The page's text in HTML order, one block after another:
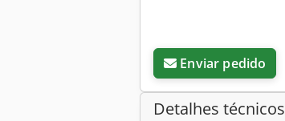
Enviar pedido
Detalhes técnicos